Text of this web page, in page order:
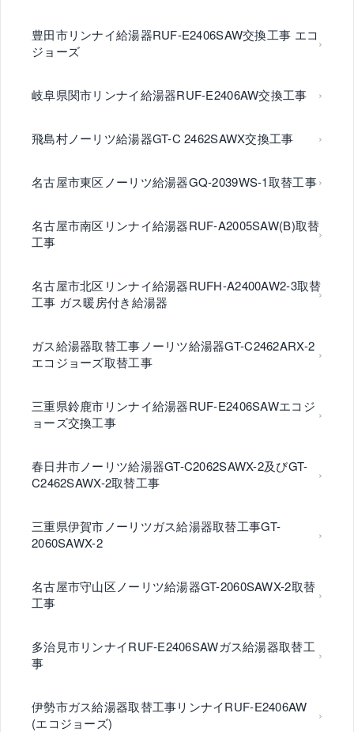
豊田市リンナイ給湯器RUF-E2406SAW交換工事 エコ
ジョーズ
岐阜県関市リンナイ給湯器RUF-E2406AW交換工事
飛島村ノーリツ給湯器GT-C 2462SAWX交換工事
名古屋市東区ノーリツ給湯器GQ-2039WS-1取替工事
名古屋市南区リンナイ給湯器RUF-A2005SAW(B)取替
工事
名古屋市北区リンナイ給湯器RUFH-A2400AW2-3取替
工事 ガス暖房付き給湯器
ガス給湯器取替工事ノーリツ給湯器GT-C2462ARX-2
エコジョーズ取替工事
三重県鈴鹿市リンナイ給湯器RUF-E2406SAWエコジ
ョーズ交換工事
春日井市ノーリツ給湯器GT-C2062SAWX-2及びGT-
C2462SAWX-2取替工事
三重県伊賀市ノーリツガス給湯器取替工事GT-
2060SAWX-2
名古屋市守山区ノーリツ給湯器GT-2060SAWX-2取替
工事
多治見市リンナイRUF-E2406SAWガス給湯器取替工
事
伊勢市ガス給湯器取替工事リンナイRUF-E2406AW
(エコジョーズ)